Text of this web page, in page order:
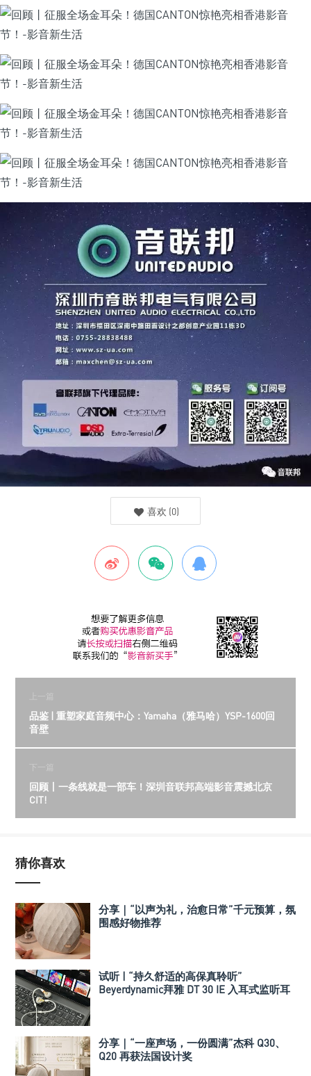
喜欢 (0)
上一篇
品鉴 | 重塑家庭音频中心：Yamaha（雅马哈）YSP-1600回
音壁
下一篇
回顾丨一条线就是一部车！深圳音联邦高端影音震撼北京
CIT!
猜你喜欢
分享｜“以声为礼，治愈日常”千元预算，氛
围感好物推荐
试听 | “持久舒适的高保真聆听”
Beyerdynamic拜雅 DT 30 IE 入耳式监听耳
分享｜“一座声场，一份圆满”杰科 Q30、
Q20 再获法国设计奖